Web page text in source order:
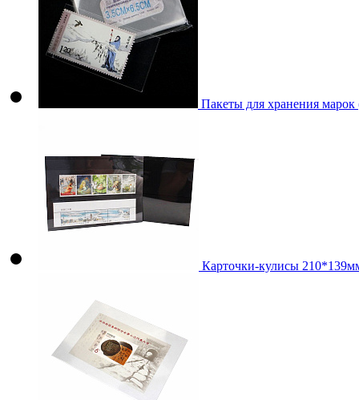
Пакеты для хранения
Карточки-кулисы